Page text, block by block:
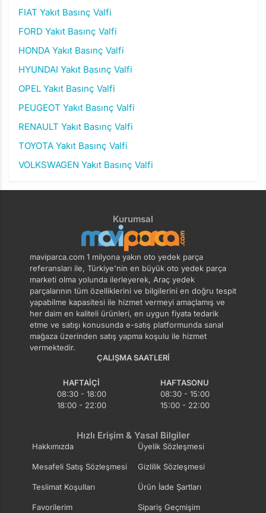
FIAT Yakıt Basınç Valfi
FORD Yakıt Basınç Valfi
HONDA Yakıt Basınç Valfi
HYUNDAI Yakıt Basınç Valfi
OPEL Yakıt Basınç Valfi
PEUGEOT Yakıt Basınç Valfi
RENAULT Yakıt Basınç Valfi
TOYOTA Yakıt Basınç Valfi
VOLKSWAGEN Yakıt Basınç Valfi
Kurumsal
maviparca.com 1 milyona yakın oto yedek parça
referansları ile, Türkiye'nin en büyük oto yedek parça
marketi olma yolunda ilerleyerek, Araç yedek
parçalarının tüm özelliklerini ve bilgilerini en doğru tespit
yapabilme kapasitesi ile hizmet vermeyi amaçlamış ve
her daim en kaliteli ürünleri, en uygun fiyata tedarik
etme ve satışı konusunda e-satış platformunda sanal
mağaza üzerinden satış yapma koşulu ile hizmet
vermektedir.
ÇALIŞMA SAATLERI
HAFTAIÇI
08:30 - 18:00
18:00 - 22:00
HAFTASONU
08:30 - 15:00
15:00 - 22:00
Hızlı Erişim & Yasal Bilgiler
Hakkımızda Üyelik Sözleşmesi
Mesafeli Satış Sözleşmesi Gizlilik Sözleşmesi
Teslimat Koşulları Ürün İade Şartları
Favorilerim Sipariş Geçmişim